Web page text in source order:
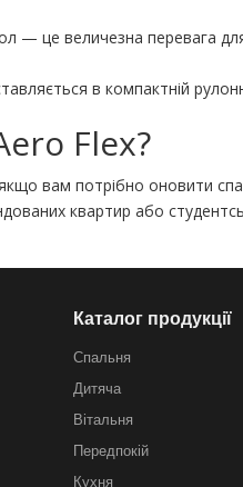
— це величезна перевага для
в компактній
Flex?
вам потрібно оновити
квартир або
Каталог продукції
Спальня
Дитяча
Вітальня
Передпокій
Кухня